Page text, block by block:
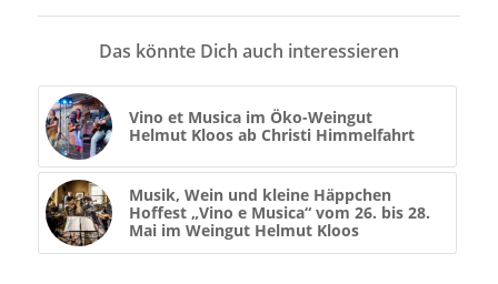
Das könnte Dich auch interessieren
Vino et Musica im Öko-Weingut
Helmut Kloos ab Christi Himmelfahrt
Musik, Wein und kleine Häppchen
Hoffest „Vino e Musica“ vom 26. bis 28.
Mai im Weingut Helmut Kloos